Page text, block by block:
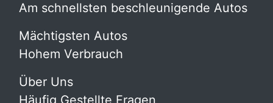
Am schnellsten beschleunigende Autos
Mächtigsten Autos
Hohem Verbrauch
Über Uns
Häufig Gestellte Fragen